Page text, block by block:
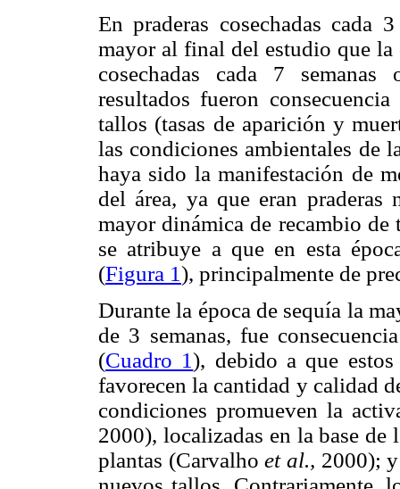
En praderas cosechadas cada
mayor al final del estudio que la
cosechadas cada 7
resultados fueron
tallos (tasas de aparición y
las condiciones ambientales de
haya sido la manifestación de
del área, ya que eran praderas
mayor dinámica de recambio
se atribuye a que en esta
(Figura 1), principalmente de
Durante la época de sequía la
de 3 semanas, fue
(Cuadro 1), debido a que
favorecen la cantidad y calidad
condiciones promueven la
2000), localizadas en la base de
plantas (Carvalhoet al., 2000);